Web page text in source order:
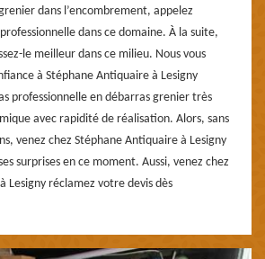
dans l’encombrement, appelez
dans ce domaine. À la suite,
le meilleur dans ce milieu. Nous vous
à Stéphane Antiquaire à Lesigny
professionnelle en débarras grenier très
avec rapidité de réalisation. Alors, sans
venez chez Stéphane Antiquaire à Lesigny
surprises en ce moment. Aussi, venez chez
Lesigny réclamez votre devis dès